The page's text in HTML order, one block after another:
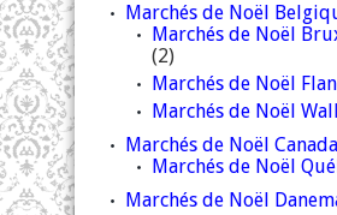
Marchés de Noël
Marchés de Noël
(2)
Marchés de Noël
Marchés de Noël
Marchés de Noël Canada
Marchés de Noël
Marchés de Noël